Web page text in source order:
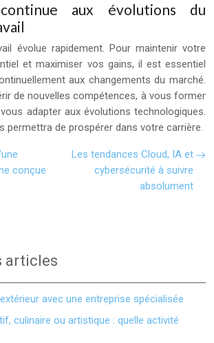
aux évolutions du
évolue rapidement. Pour maintenir votre
et maximiser vos gains, il est essentiel
aux changements du marché.
de nouvelles compétences, à vous former
adapter aux évolutions technologiques.
permettra de prospérer dans votre carrière.
conçue
Les tendances Cloud, IA et
cybersécurité à suivre
absolument
articles
avec une entreprise spécialisée
culinaire ou artistique : quelle activité